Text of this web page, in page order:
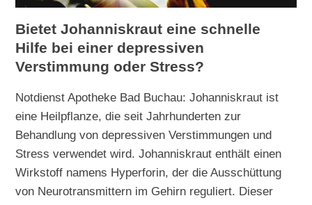
Bietet Johanniskraut eine schnelle
Hilfe bei einer depressiven
Verstimmung oder Stress?
Notdienst Apotheke Bad Buchau: Johanniskraut ist
eine Heilpflanze, die seit Jahrhunderten zur
Behandlung von depressiven Verstimmungen und
Stress verwendet wird. Johanniskraut enthält einen
Wirkstoff namens Hyperforin, der die Ausschüttung
von Neurotransmittern im Gehirn reguliert. Dieser